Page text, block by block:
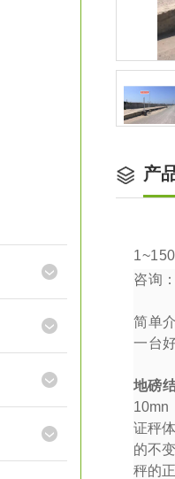
产
1~150
咨询
简单
一台
地磅
10mn
证秤
的不
秤的